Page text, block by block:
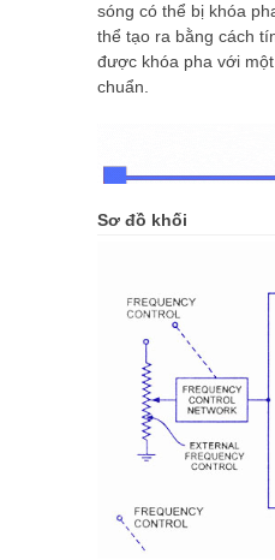
sóng có thể bị khóa
thể tạo ra bằng cách
được khóa pha với
chuẩn.
Sơ đồ khối